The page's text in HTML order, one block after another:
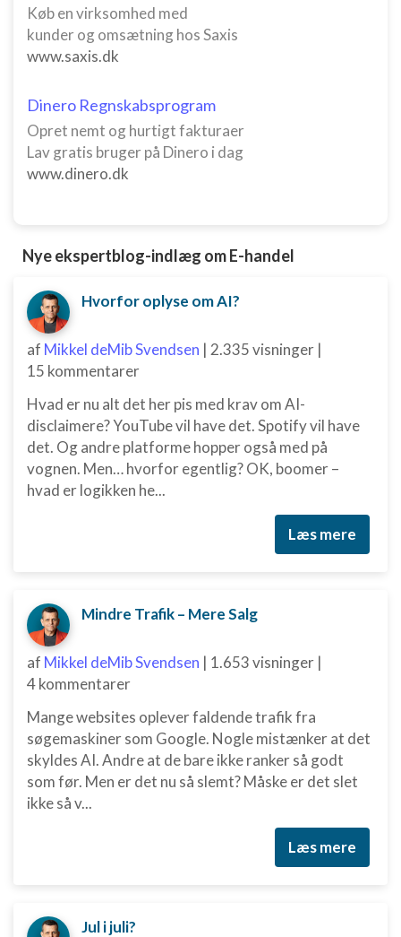
Køb en virksomhed med
kunder og omsætning hos Saxis
www.saxis.dk
Dinero Regnskabsprogram
Opret nemt og hurtigt fakturaer
Lav gratis bruger på Dinero i dag
www.dinero.dk
Nye ekspertblog-indlæg om E-handel
Hvorfor oplyse om AI?
af Mikkel deMib Svendsen | 2.335 visninger |
15 kommentarer
Hvad er nu alt det her pis med krav om AI-
disclaimere? YouTube vil have det. Spotify vil have
det. Og andre platforme hopper også med på
vognen. Men… hvorfor egentlig? OK, boomer –
hvad er logikken he...
Læs mere
Mindre Trafik – Mere Salg
af Mikkel deMib Svendsen | 1.653 visninger |
4 kommentarer
Mange websites oplever faldende trafik fra
søgemaskiner som Google. Nogle mistænker at det
skyldes AI. Andre at de bare ikke ranker så godt
som før. Men er det nu så slemt? Måske er det slet
ikke så v...
Læs mere
Jul i juli?